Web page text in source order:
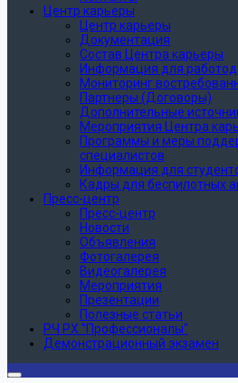
Центр карьеры
Центр карьеры
Документация
Состав Центра карьеры
Информация для
Мониторинг
Партнеры (Договоры)
Дополнительные
Мероприятия Центра
Программы и меры
специалистов
Информация для
Кадры для беспилотных
Пресс-центр
Пресс-центр
Новости
Объявления
Фотогалерея
Видеогалерея
Мероприятия
Презентации
Полезные статьи
РЧ РХ "Профессионалы"
Демонстрационный экзамен